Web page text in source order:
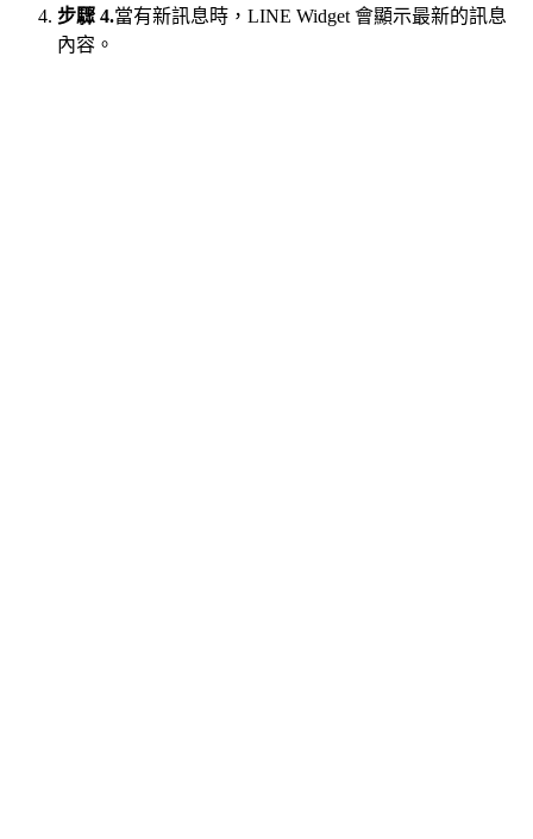
步驟 4.當有新訊息時，LINE Widget 會顯示最新的訊息
內容。